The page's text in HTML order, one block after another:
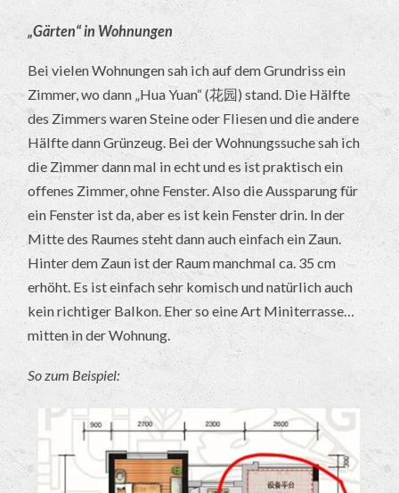
„Gärten“ in Wohnungen
Bei vielen Wohnungen sah ich auf dem Grundriss ein
Zimmer, wo dann „Hua Yuan“ (花园) stand. Die Hälfte
des Zimmers waren Steine oder Fliesen und die andere
Hälfte dann Grünzeug. Bei der Wohnungssuche sah ich
die Zimmer dann mal in echt und es ist praktisch ein
offenes Zimmer, ohne Fenster. Also die Aussparung für
ein Fenster ist da, aber es ist kein Fenster drin. In der
Mitte des Raumes steht dann auch einfach ein Zaun.
Hinter dem Zaun ist der Raum manchmal ca. 35 cm
erhöht. Es ist einfach sehr komisch und natürlich auch
kein richtiger Balkon. Eher so eine Art Miniterrasse…
mitten in der Wohnung.
So zum Beispiel: